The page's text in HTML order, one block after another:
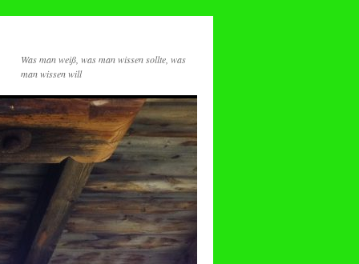
Was man weiß, was man wissen sollte, was
man wissen will